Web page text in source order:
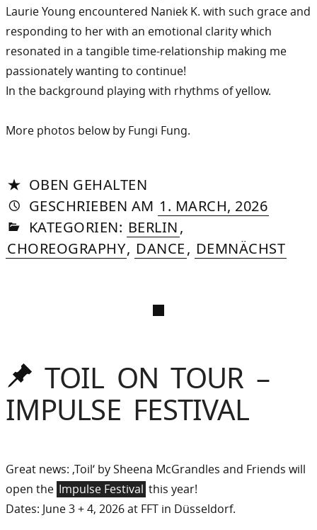
Laurie Young encountered Naniek K. with such grace and
responding to her with an emotional clarity which
resonated in a tangible time-relationship making me
passionately wanting to continue!
In the background playing with rhythms of yellow.
More photos below by Fungi Fung.
OBEN GEHALTEN
GESCHRIEBEN VON
AUTORIN
DASNIYA
SOMMER
AM 1. MARCH, 2026»12.
2026
IN
KATEGORIEN: BERLIN,
CHOREOGRAPHY, DANCE, DEMNÄCHST
Oben
gehaltenTOIL ON TOUR –
IMPULSE FESTIVAL
Great news: ‚Toil‘ by Sheena McGrandles and Friends will
open the Impulse Festival this year!
Dates: June 3 + 4, 2026 at FFT in Düsseldorf.